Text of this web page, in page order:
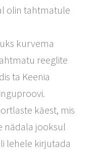
olin tahtmatule
kurvema
reeglite
ta Keenia
käest, mis
nädala jooksul
lehele kirjutada